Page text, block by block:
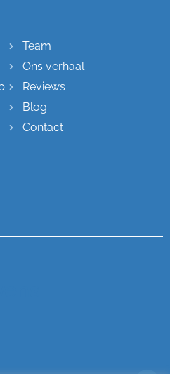
Team
Ons verhaal
Reviews
Blog
Contact